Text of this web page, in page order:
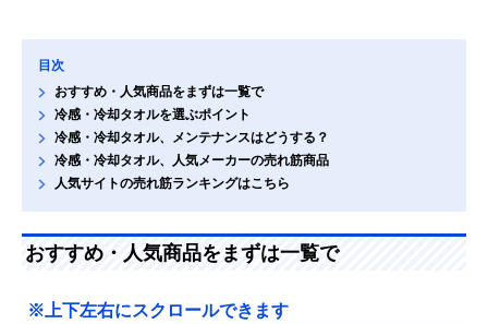
目次
おすすめ・人気商品をまずは一覧で
冷感・冷却タオルを選ぶポイント
冷感・冷却タオル、メンテナンスはどうする？
冷感・冷却タオル、人気メーカーの売れ筋商品
人気サイトの売れ筋ランキングはこちら
おすすめ・人気商品をまずは一覧で
※上下左右にスクロールできます